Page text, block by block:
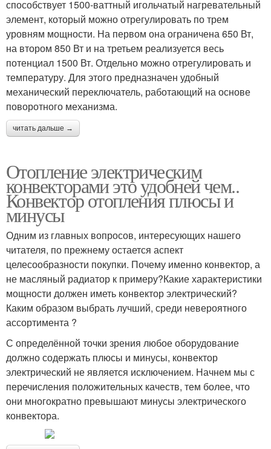
способствует 1500-ваттный игольчатый нагревательный
элемент, который можно отрегулировать по трем
уровням мощности. На первом она ограничена 650 Вт,
на втором 850 Вт и на третьем реализуется весь
потенциал 1500 Вт. Отдельно можно отрегулировать и
температуру. Для этого предназначен удобный
механический переключатель, работающий на основе
поворотного механизма.
читать дальше →
Отопление электрическим
конвекторами это удобней чем..
Конвектор отопления плюсы и
минусы
Одним из главных вопросов, интересующих нашего
читателя, по прежнему остается аспект
целесообразности покупки. Почему именно конвектор, а
не масляный радиатор к примеру?Какие характеристики
мощности должен иметь конвектор электрический?
Каким образом выбрать лучший, среди невероятного
ассортимента ?
С определённой точки зрения любое оборудование
должно содержать плюсы и минусы, конвектор
электрический не является исключением. Начнем мы с
перечисления положительных качеств, тем более, что
они многократно превышают минусы электрического
конвектора.